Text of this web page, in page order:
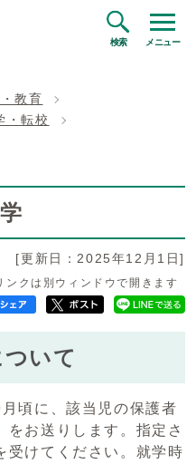
検索 メニュー
教育
・転校
[更新日：2025年12月1日]
ンクは別ウィンドウで開きます
いて
頃に、該当児の保護者
をお送りします。指定さ
受けてください。就学時